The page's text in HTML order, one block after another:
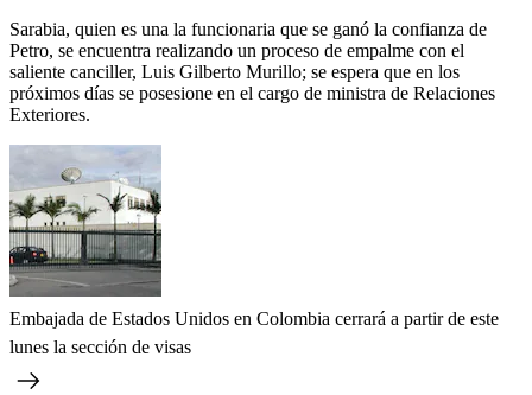
Sarabia, quien es una la funcionaria que se ganó la confianza de
Petro, se encuentra realizando un proceso de empalme con el
saliente canciller, Luis Gilberto Murillo; se espera que en los
próximos días se posesione en el cargo de ministra de Relaciones
Exteriores.
Embajada de Estados Unidos en Colombia cerrará a partir de este
lunes la sección de visas